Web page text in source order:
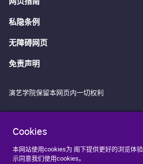
Cookies
本网站使用cookies为 阁下提供更好的浏览体
示同意我们使用cookies。
私隐条例
无障碍网页
免责声明
演艺学院保留本网页内一切权利